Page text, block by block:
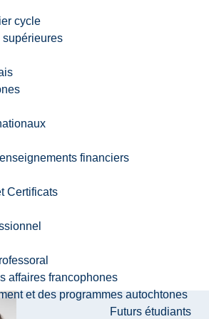
cycle
supérieures
financiers
Certificats
affaires francophones
et des programmes autochtones
Futurs étudiants